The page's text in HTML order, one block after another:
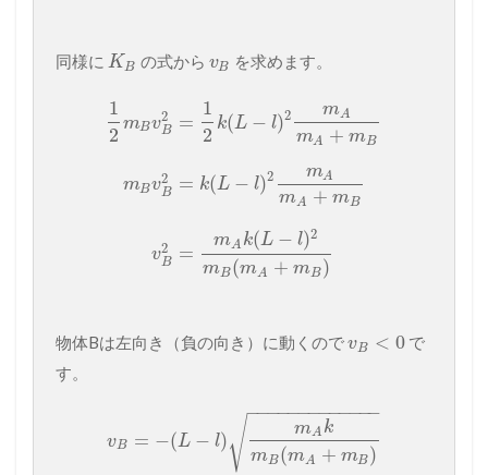
同様に KB の式から vB を求めます。
1
2
mBv2
B
mBv2
B
v2
B
=
1
2
k(L − l)2 mA
mA + mB
= k(L − l)2 mA
mA + mB
=
mA k(L − l)2
mB(mA + mB)
物体Bは左向き（負の向き）に動くのでvB < 0 で
す。
vB = −(L − l)
mA k
mB(mA + mB)
− −
−−−−−−−−−−−
√